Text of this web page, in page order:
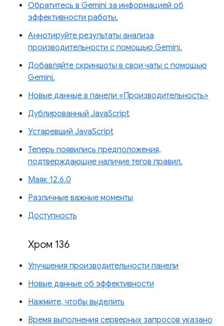
Обратитесь в Gemini за информацией об
эффективности работы.
Аннотируйте результаты анализа
производительности с помощью Gemini.
Добавляйте скриншоты в свои чаты с помощью
Gemini.
Новые данные в панели «Производительность»
Дублированный JavaScript
Устаревший JavaScript
Теперь появились предположения,
подтверждающие наличие тегов правил.
Маяк 12.6.0
Различные важные моменты
Доступность
Хром 136
Улучшения производительности панели
Новые данные об эффективности
Нажмите, чтобы выделить
Время выполнения серверных запросов указано